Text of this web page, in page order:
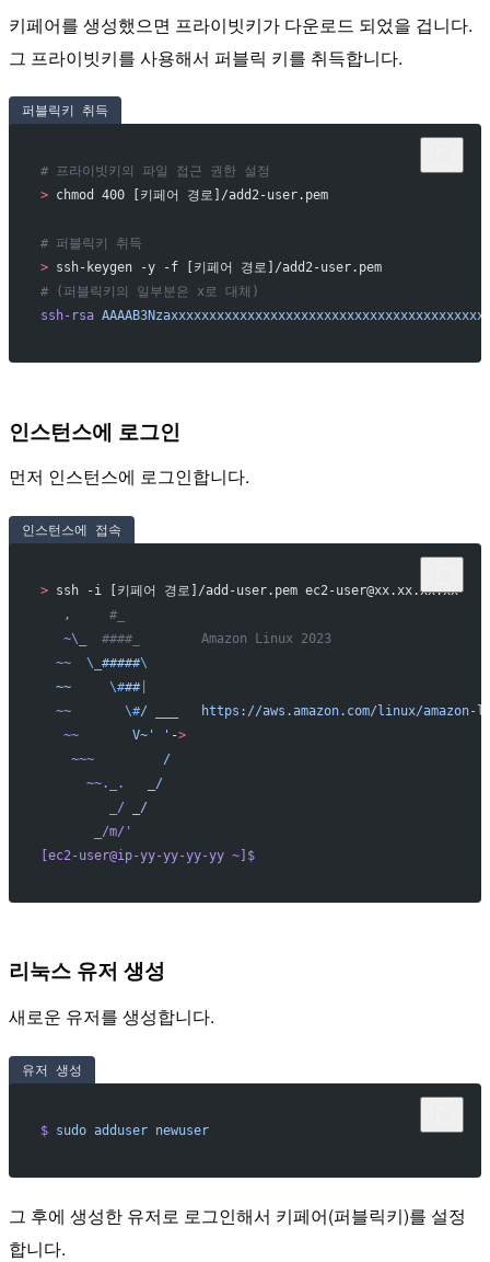
키페어를 생성했으면 프라이빗키가 다운로드 되었을 겁니다.
그 프라이빗키를 사용해서 퍼블릭 키를 취득합니다.
퍼블릭키 취득
# 프라이빗키의 파일 접근 권한 설정
> chmod 400 [키페어 경로]/add2-user.pem
# 퍼블릭키 취득
> ssh-keygen -y -f [키페어 경로]/add2-user.pem
# (퍼블릭키의 일부분은 x로 대체)
ssh-rsa
인스턴스에 로그인
먼저 인스턴스에 로그인합니다.
인스턴스에 접속
> ssh -i [키페어 경로]/add-user.pem ec2-user@xx.xx.xx.xx
   ,
     #_
   ~\_
  ####_        Amazon Linux 2023
  ~~
  \_
#####\
  ~~
     \#
##|
  ~~
       \#
/
https://aws.amazon.com/linux/amazon-
   ~~
       V~' '
->
    ~~~
         /
      ~~._.
   _/
         _/
_/
       _/m/
'
[ec2-user@ip-yy-yy-yy-yy ~]$
리눅스 유저 생성
새로운 유저를 생성합니다.
유저 생성
$ sudo adduser newuser
그 후에 생성한 유저로 로그인해서 키페어(퍼블릭키)를 설정
합니다.